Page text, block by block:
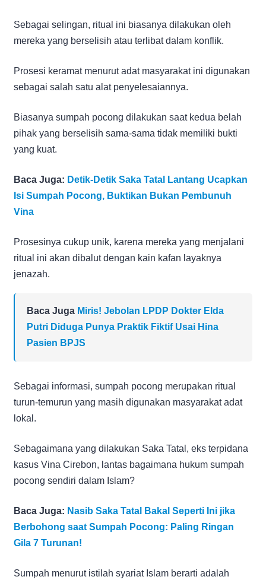
Sebagai selingan, ritual ini biasanya dilakukan oleh
mereka yang berselisih atau terlibat dalam konflik.
Prosesi keramat menurut adat masyarakat ini digunakan
sebagai salah satu alat penyelesaiannya.
Biasanya sumpah pocong dilakukan saat kedua belah
pihak yang berselisih sama-sama tidak memiliki bukti
yang kuat.
Baca Juga: Detik-Detik Saka Tatal Lantang Ucapkan
Isi Sumpah Pocong, Buktikan Bukan Pembunuh
Vina
Prosesinya cukup unik, karena mereka yang menjalani
ritual ini akan dibalut dengan kain kafan layaknya
jenazah.
Baca Juga Miris! Jebolan LPDP Dokter Elda
Putri Diduga Punya Praktik Fiktif Usai Hina
Pasien BPJS
Sebagai informasi, sumpah pocong merupakan ritual
turun-temurun yang masih digunakan masyarakat adat
lokal.
Sebagaimana yang dilakukan Saka Tatal, eks terpidana
kasus Vina Cirebon, lantas bagaimana hukum sumpah
pocong sendiri dalam Islam?
Baca Juga: Nasib Saka Tatal Bakal Seperti Ini jika
Berbohong saat Sumpah Pocong: Paling Ringan
Gila 7 Turunan!
Sumpah menurut istilah syariat Islam berarti adalah